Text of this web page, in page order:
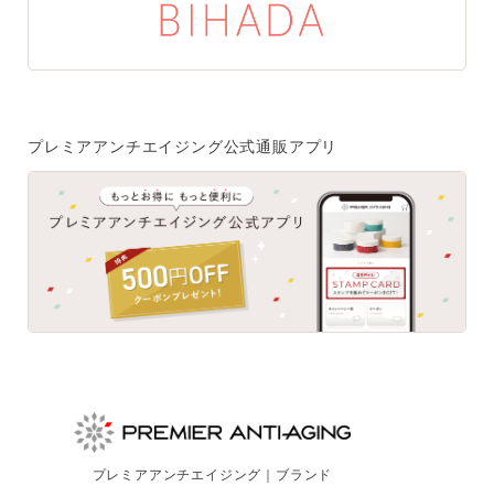
フォームでのお問合わせはこちら
プレミアアンチエイジング公式通販アプリ
プレミアアンチエイジング｜ブランド